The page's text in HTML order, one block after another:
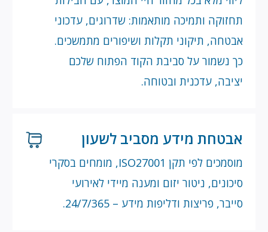
ותמיכה מותאמות: שדרוגים, עדכוני
תיקוני תקלות ושיפורים מתמשכים.
נשמור על סביבת הקוד הפתוח שלכם
עדכנית ובטוחה.
מידע מסביב לשעון
מוסמכים לפי תקן ISO27001, מומחים בסקרי
ניטור יזום ומענה מיידי לאירועי
פריצות ודליפות מידע – 24/7/365.